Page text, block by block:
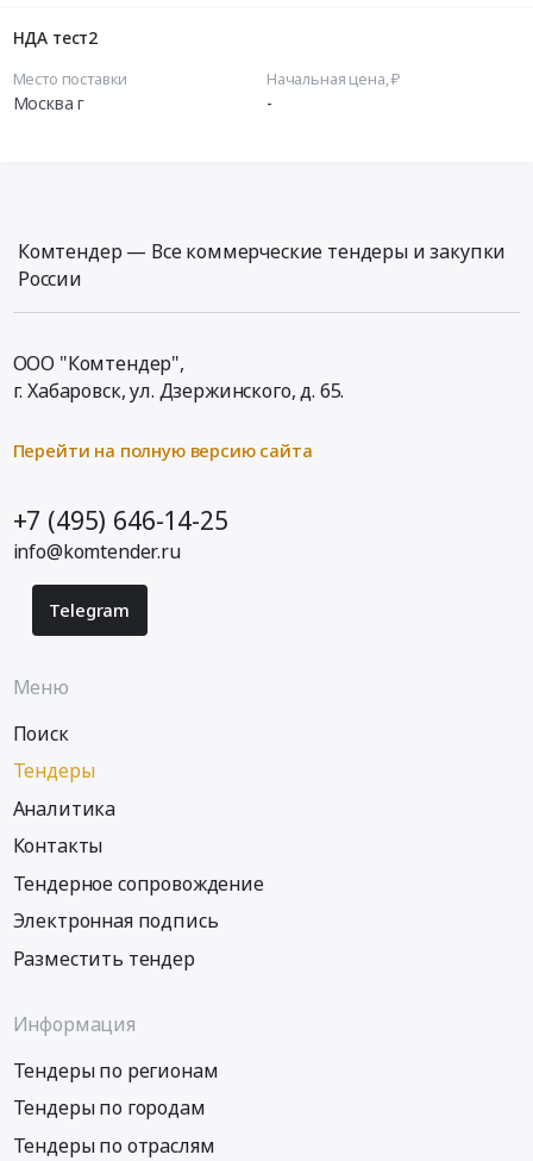
НДА тест2
Место поставки
Москва г
Начальная цена, ₽
-
Комтендер — Все коммерческие тендеры и закупки
России
ООО "Комтендер",
г. Хабаровск,ул. Дзержинского, д. 65.
Перейти на полную версию сайта
+7 (495) 646-14-25
info@komtender.ru
Telegram
Меню
Поиск
Тендеры
Аналитика
Контакты
Тендерное сопровождение
Электронная подпись
Разместить тендер
Информация
Тендеры по регионам
Тендеры по городам
Тендеры по отраслям